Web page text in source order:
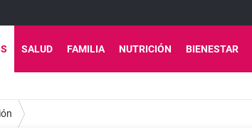
SALUD FAMILIA NUTRICIÓN BIENESTAR